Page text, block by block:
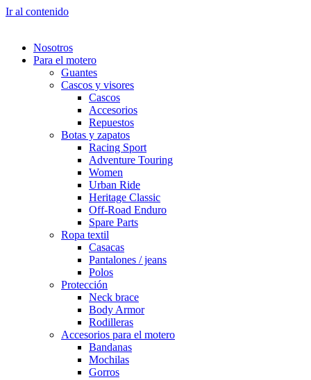
Ir al contenido
Nosotros
Para el motero
Guantes
Cascos y visores
Cascos
Accesorios
Repuestos
Botas y zapatos
Racing Sport
Adventure Touring
Women
Urban Ride
Heritage Classic
Off-Road Enduro
Spare Parts
Ropa textil
Casacas
Pantalones / jeans
Polos
Protección
Neck brace
Body Armor
Rodilleras
Accesorios para el motero
Bandanas
Mochilas
Gorros